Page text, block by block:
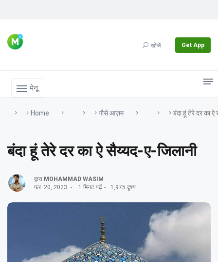
खोजें Get App
मेनू
Home गौसे आज़म बंदा हूं तेरे दर का ऐ
बंदा हूं तेरे दर का ऐ सैय्यद-ए-जिलानी
द्वारा MOHAMMAD WASIM
फ़र. 20, 2023
1 मिनट पढ़ें 1,975 दृश्य